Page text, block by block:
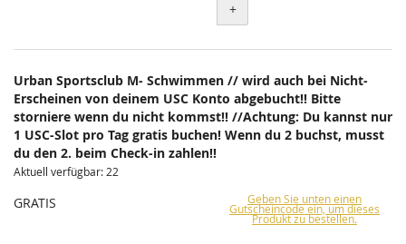
+
Urban Sportsclub M- Schwimmen // wird auch bei Nicht-
Erscheinen von deinem USC Konto abgebucht!! Bitte
storniere wenn du nicht kommst!! //Achtung: Du kannst nur
1 USC-Slot pro Tag gratis buchen! Wenn du 2 buchst, musst
du den 2. beim Check-in zahlen!!
Aktuell verfügbar: 22
GRATIS Geben Sie unten einen
Gutscheincode ein, um dieses
Produkt zu bestellen.